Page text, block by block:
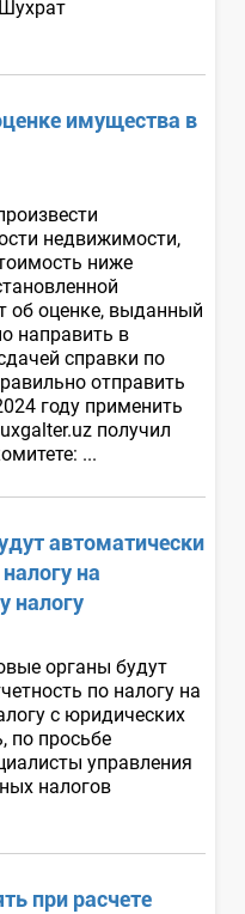
имущества в
недвижимости,
ниже
об оценке, выданный
направить в
справки по
отправить
году применить
получил
...
автоматически
на
налогу
органы будут
по налогу на
с юридических
по просьбе
управления
налогов
при расчете